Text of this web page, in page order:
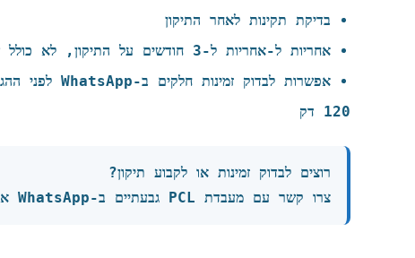
בדיקת תקינות לאחר התיקון
אחריות ל-אחריות ל‑3 חודשים על התיקון, לא כולל שבר או נזק שנגרם על ידי הלקוח על התיקון
אפשרות לבדוק זמינות חלקים ב-WhatsApp לפני ההגעה
120 דק
רוצים לבדוק זמינות או לקבוע תיקון?
צרו קשר עם מעבדת PCL גבעתיים ב-WhatsApp או בטלפון לפני ההגעה.